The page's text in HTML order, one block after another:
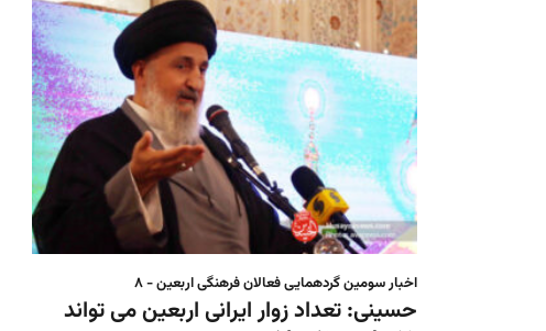
اخبار سومین گردهمایی فعالان فرهنگی اربعین - ۸
حسینی: تعداد زوار ایرانی اربعین می تواند